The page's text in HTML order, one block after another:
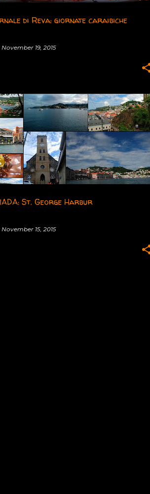
di Reva: giornate caraibiche
November 19, 2015
St. George Harbur
November 15, 2015
CARAIBI GRENADA VAGABOND